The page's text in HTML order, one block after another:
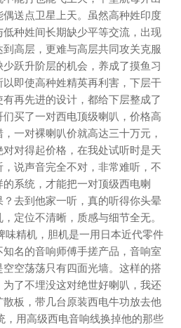
送点卫星上天。虽然高种姓印度
种姓间长期缺少平等交流，出现
高层，更难与高层共同攻关克服
跃升阶层的机会，养成了摸鱼习
即使高种姓精英再利害，下层干
再先进的设计，都给下层整成了
买了一对西电顶级喇叭，价格高
一对裸喇叭价就高达三十万元，
对得起价格，在我处试听时是天
说声音完全不对，非常难听，不
系统，才能把一对顶级西电喇
去到他家一听，真的听得你头晕
定位不清晰，质感与细节全无。
味精机，胆机是一用日本近代零件
名的音响师傅手搓产品，音响室
空荡荡只有四面光墙。这样的搭
了不埋没这对绝世好喇叭，我还
板，带几台原装西电牛功放去他
，用高级西电音响线换掉他的那些